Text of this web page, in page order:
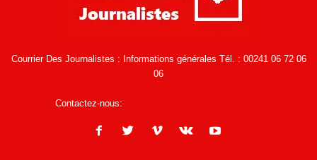
Courrier Des Journalistes : Informations générales Tél. : 00241 06 72 06
06
Contactez-nous: